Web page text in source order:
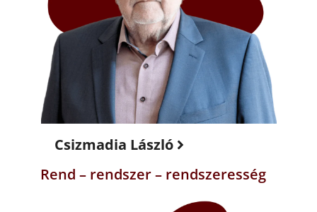
Csizmadia László
Rend – rendszer – rendszeresség